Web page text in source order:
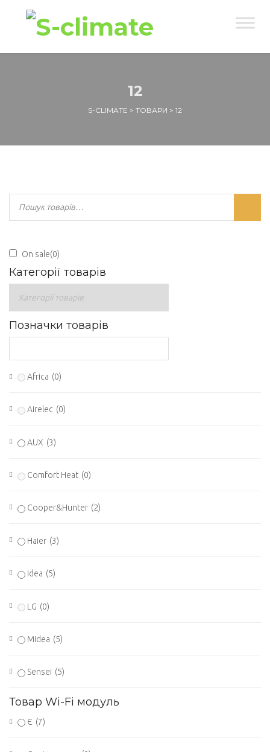
12
S-CLIMATE > ТОВАРИ > 12
On sale(0)
Категорії товарів
Позначки товарів
Africa (0)
Airelec (0)
AUX (3)
Comfort Heat (0)
Cooper&Hunter (2)
Haier (3)
Idea (5)
LG (0)
Midea (5)
Sensei (5)
Товар Wi-Fi модуль
Є (7)